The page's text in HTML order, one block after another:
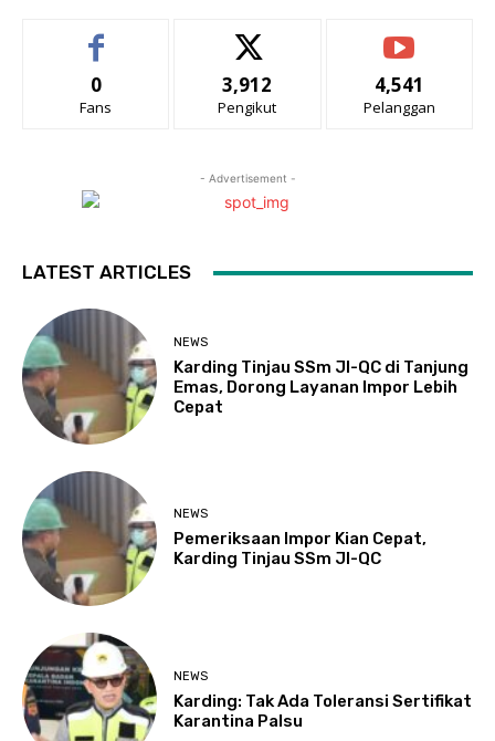
0
Fans
3,912
Pengikut
4,541
Pelanggan
- Advertisement -
LATEST ARTICLES
NEWS
Karding Tinjau SSm JI-QC di Tanjung
Emas, Dorong Layanan Impor Lebih
Cepat
NEWS
Pemeriksaan Impor Kian Cepat,
Karding Tinjau SSm JI-QC
NEWS
Karding: Tak Ada Toleransi Sertifikat
Karantina Palsu